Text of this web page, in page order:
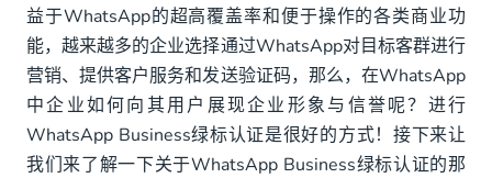
3. 如何获得绿标认证?
4. 认证被拒怎么办？
益于WhatsApp的超高覆盖率和便于操作的各类商业功
能，越来越多的企业选择通过WhatsApp对目标客群进行
营销、提供客户服务和发送验证码，那么，在WhatsApp
中企业如何向其用户展现企业形象与信誉呢？进行
WhatsApp Business绿标认证是很好的方式！接下来让
我们来了解一下关于WhatsApp Business绿标认证的那